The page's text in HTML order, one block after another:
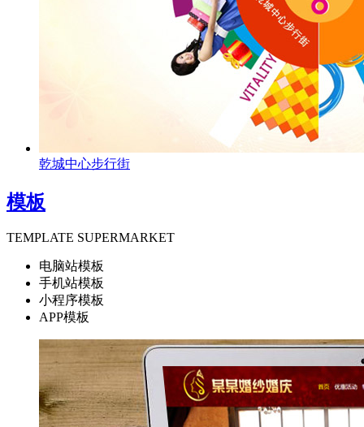
乾城中心步行街
模板
TEMPLATE SUPERMARKET
电脑站模板
手机站模板
小程序模板
APP模板